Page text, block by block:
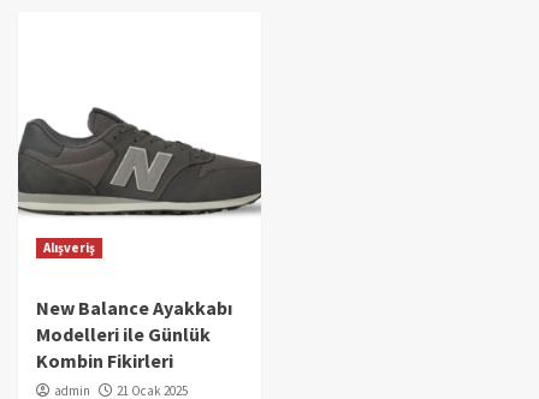
Alışveriş
New Balance Ayakkabı
Modelleri ile Günlük
Kombin Fikirleri
admin 21 Ocak 2025